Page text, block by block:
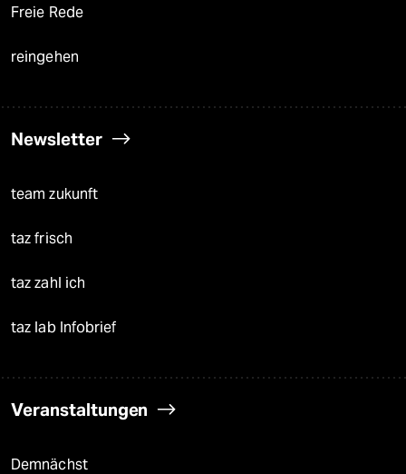
Freie Rede
reingehen
Newsletter
team zukunft
taz frisch
taz zahl ich
taz lab Infobrief
Veranstaltungen
Demnächst